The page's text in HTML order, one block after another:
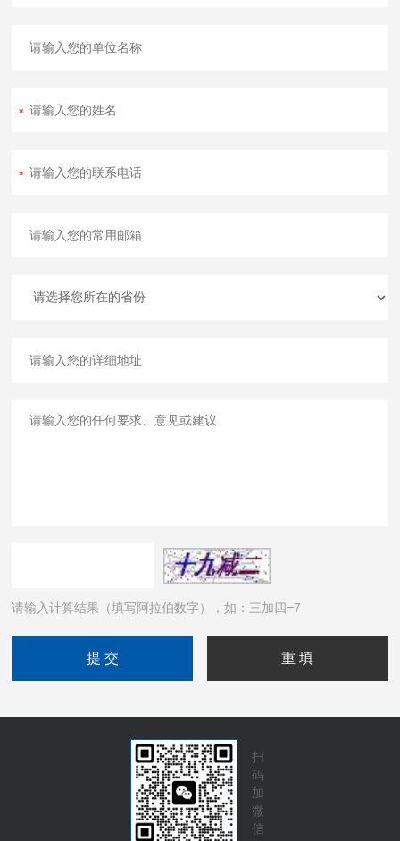
请输入计算结果（填写阿拉伯数字），如：三加四=7
扫
码
加
微
信